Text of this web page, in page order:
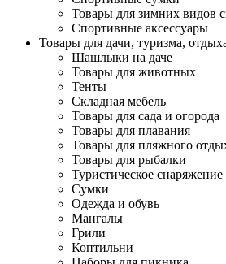
Товары для зимних видов
Спортивные аксессуары
Товары для дачи, туризма,
Шашлыки на даче
Товары для животных
Тенты
Складная мебель
Товары для сада и огорода
Товары для плавания
Товары для пляжного
Товары для рыбалки
Туристическое снаряжение
Сумки
Одежда и обувь
Мангалы
Грили
Коптильни